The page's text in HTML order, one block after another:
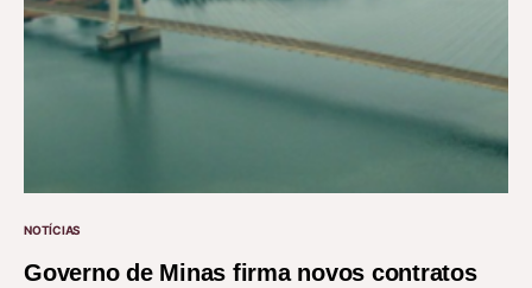
NOTÍCIAS
Governo de Minas firma novos contratos